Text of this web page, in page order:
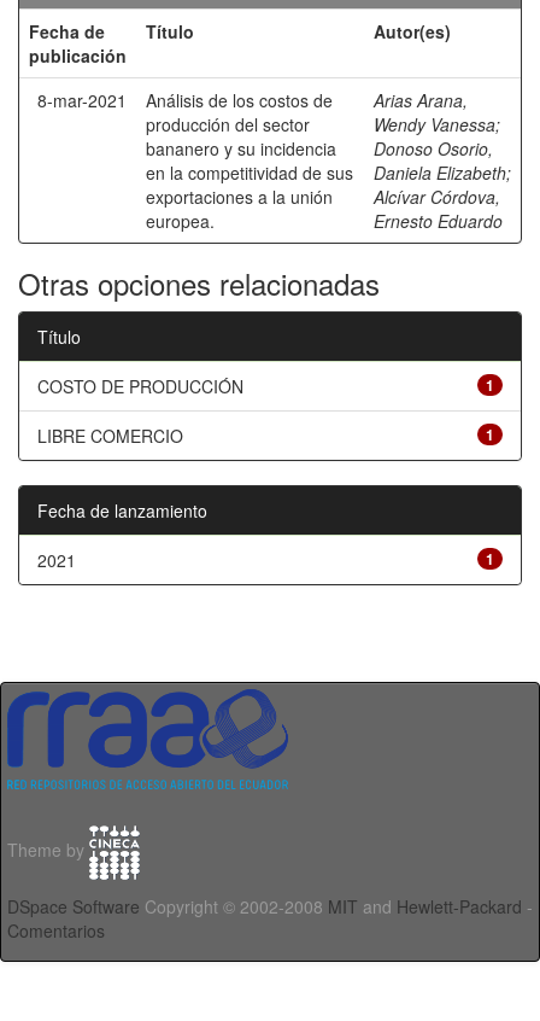
Fecha de
publicación
Título Autor(es)
8-mar-2021
Análisis de los costos de
producción del sector
bananero y su incidencia
en la competitividad de sus
exportaciones a la unión
europea.
Arias Arana,
Wendy Vanessa;
Donoso Osorio,
Daniela Elizabeth;
Alcívar Córdova,
Ernesto Eduardo
Otras opciones relacionadas
Título
1
COSTO DE PRODUCCIÓN
1
LIBRE COMERCIO
Fecha de lanzamiento
1
2021
Theme by
DSpace Software Copyright © 2002-2008 MIT and Hewlett-Packard -
Comentarios